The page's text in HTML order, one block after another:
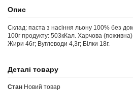
Опис
Склад: паста з насіння льону 100% без
100г продукту: 503кКал. Харчова (поживна)
Жири 46г; Вуглеводи 4,3г; Білки 18г.
Деталі товару
Стан Новий товар